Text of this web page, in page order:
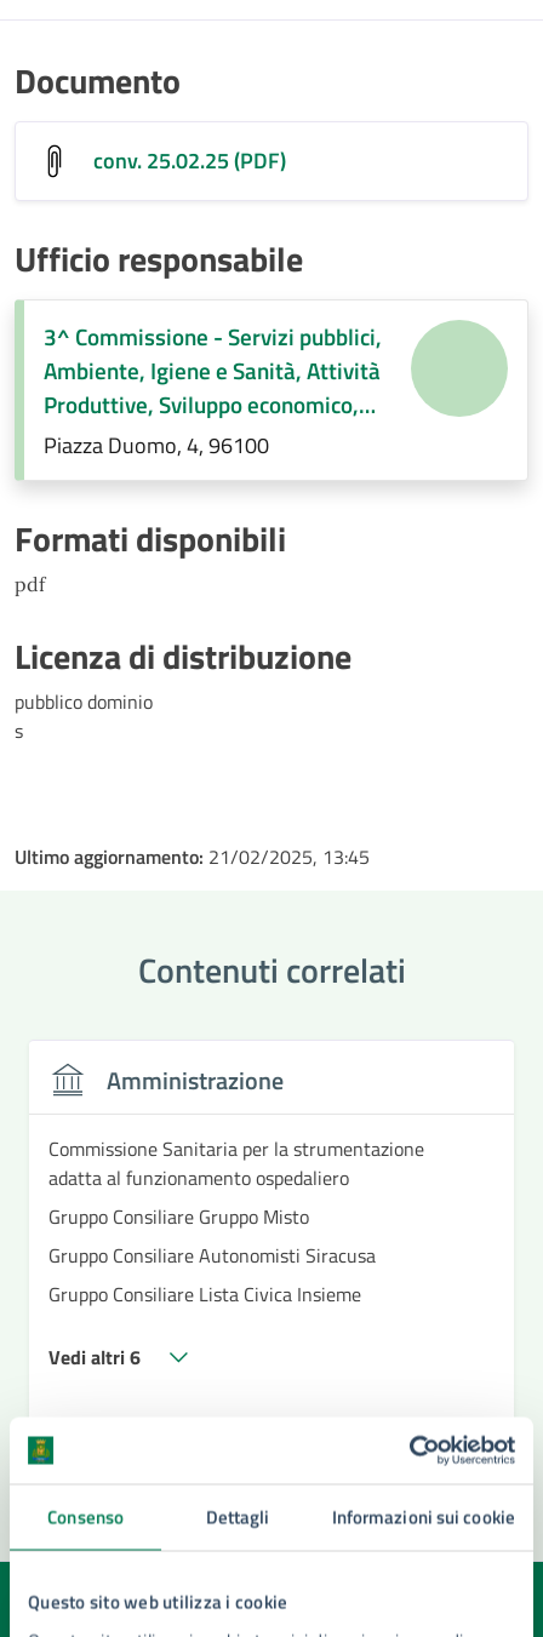
Consenso Dettagli Informazioni sui cookie
Questo sito web utilizza i cookie
Documento
conv. 25.02.25 (PDF)
Ufficio responsabile
3^ Commissione - Servizi pubblici,
Ambiente, Igiene e Sanità, Attività
Produttive, Sviluppo economico,
Regolamenti di competenza.
Piazza Duomo, 4, 96100
Formati disponibili
pdf
Licenza di distribuzione
pubblico dominio
s
Ultimo aggiornamento: 21/02/2025, 13:45
Contenuti correlati
Amministrazione
Commissione Sanitaria per la strumentazione
adatta al funzionamento ospedaliero
Gruppo Consiliare Gruppo Misto
Gruppo Consiliare Autonomisti Siracusa
Gruppo Consiliare Lista Civica Insieme
Vedi altri 6
Quanto sono chiare le informazioni su questa